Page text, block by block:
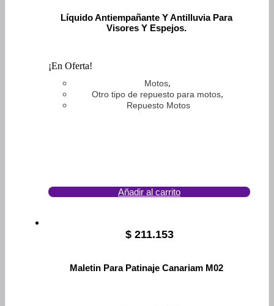
Líquido Antiempañante Y Antilluvia Para
Visores Y Espejos.
¡En Oferta!
Motos,
Otro tipo de repuesto para motos,
Repuesto Motos
Añadir al carrito
$211.153
Maletin Para Patinaje Canariam M02